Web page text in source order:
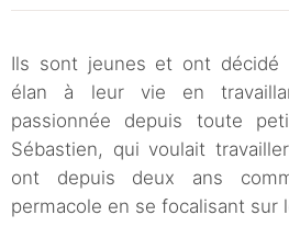
Ils sont jeunes et ont décidé
élan à leur vie en
passionnée depuis toute
Sébastien, qui voulait
ont depuis deux ans
permacole en se focalisant sur